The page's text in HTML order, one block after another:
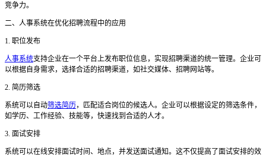
竞争力。
二、人事系统在优化招聘流程中的应用
1. 职位发布
人事系统支持企业在一个平台上发布职位信息，实现招聘渠道的统一管理。企业可
以根据自身需求，选择合适的招聘渠道，如社交媒体、招聘网站等。
2. 简历筛选
系统可以自动筛选简历 ，匹配适合岗位的候选人。企业可以根据设定的筛选条件，
如学历、工作经验、技能等，快速找到合适的人才。
3. 面试安排
系统可以在线安排面试时间、地点，并发送面试通知。这不仅提高了面试安排的效